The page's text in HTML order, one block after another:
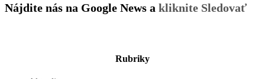
Nájdite nás na Google News a kliknite Sledovať
Rubriky